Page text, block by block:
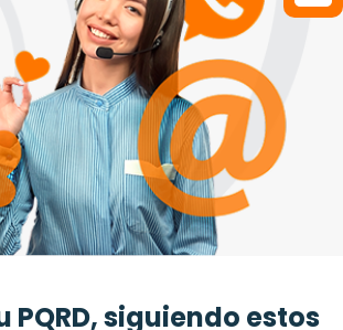
PQRD, siguiendo estos